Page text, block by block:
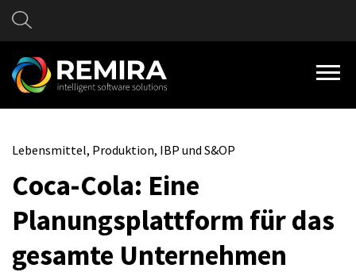
Lebensmittel, Produktion, IBP und S&OP
Coca-Cola: Eine
Planungsplattform für das
gesamte Unternehmen